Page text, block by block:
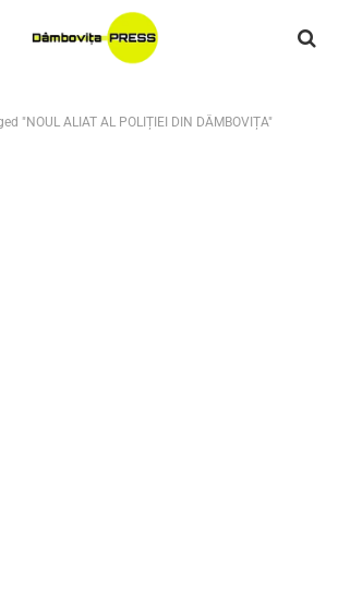
"NOUL ALIAT AL POLIȚIEI DIN DÂMBOVIȚA"